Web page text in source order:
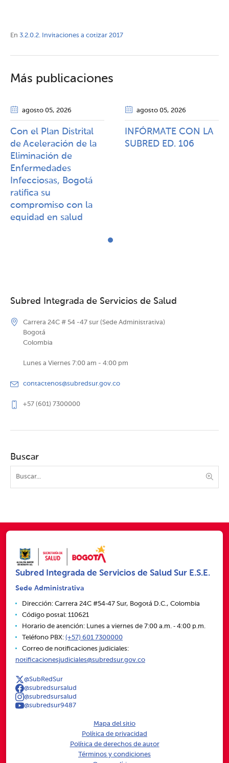
En 3.2.0.2. Invitaciones a cotizar 2017
Más publicaciones
agosto 05, 2026
Con el Plan Distrital
de Aceleración de la
Eliminación de
Enfermedades
Infecciosas, Bogotá
ratifica su
compromiso con la
equidad en salud
agosto 05, 2026
INFÓRMATE CON LA
SUBRED ED. 106
Subred Integrada de Servicios de Salud
Carrera 24C # 54 -47 sur (Sede Administrativa)
Bogotá
Colombia
Lunes a Viernes 7:00 am - 4:00 pm
contactenos@subredsur.gov.co
+57 (601) 7300000
Buscar
Subred Integrada de Servicios de Salud Sur E.S.E.
Sede Administrativa
Dirección: Carrera 24C #54‑47 Sur, Bogotá D.C., Colombia
Código postal: 110621
Horario de atención: Lunes a viernes de 7:00 a.m. ‑ 4:00 p.m.
Teléfono PBX: (+57) 601 7300000
Correo de notificaciones judiciales:
notificacionesjudiciales@subredsur.gov.co
@SubRedSur
@subredsursalud
@subredsursalud
@subredsur9487
Mapa del sitio
Política de privacidad
Política de derechos de autor
Términos y condiciones